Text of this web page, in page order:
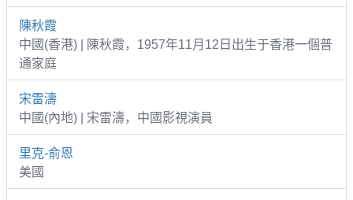
陳秋霞
中國(香港) | 陳秋霞，1957年11月12日出生于香港一個普
通家庭
宋雷濤
中國(內地) | 宋雷濤，中國影視演員
里克-俞恩
美國